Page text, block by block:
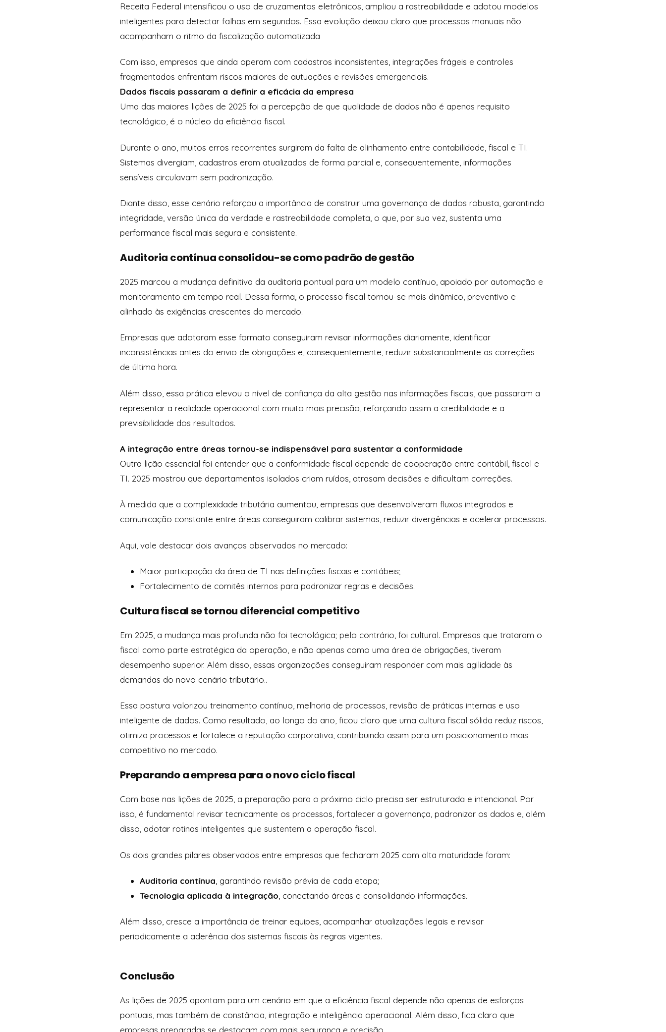
Receita Federal intensificou o uso de cruzamentos eletrônicos, ampliou a rastreabilidade e adotou modelos
inteligentes para detectar falhas em segundos. Essa evolução deixou claro que processos manuais não
acompanham o ritmo da fiscalização automatizada
Com isso, empresas que ainda operam com cadastros inconsistentes, integrações frágeis e controles
fragmentados enfrentam riscos maiores de autuações e revisões emergenciais.
Dados fiscais passaram a definir a eficácia da empresa
Uma das maiores lições de 2025 foi a percepção de que qualidade de dados não é apenas requisito
tecnológico, é o núcleo da eficiência fiscal.
Durante o ano, muitos erros recorrentes surgiram da falta de alinhamento entre contabilidade, fiscal e TI.
Sistemas divergiam, cadastros eram atualizados de forma parcial e, consequentemente, informações
sensíveis circulavam sem padronização.
Diante disso, esse cenário reforçou a importância de construir uma governança de dados robusta, garantindo
integridade, versão única da verdade e rastreabilidade completa, o que, por sua vez, sustenta uma
performance fiscal mais segura e consistente.
Auditoria contínua consolidou-se como padrão de gestão
2025 marcou a mudança definitiva da auditoria pontual para um modelo contínuo, apoiado por automação e
monitoramento em tempo real. Dessa forma, o processo fiscal tornou-se mais dinâmico, preventivo e
alinhado às exigências crescentes do mercado.
Empresas que adotaram esse formato conseguiram revisar informações diariamente, identificar
inconsistências antes do envio de obrigações e, consequentemente, reduzir substancialmente as correções
de última hora.
Além disso, essa prática elevou o nível de confiança da alta gestão nas informações fiscais, que passaram a
representar a realidade operacional com muito mais precisão, reforçando assim a credibilidade e a
previsibilidade dos resultados.
A integração entre áreas tornou-se indispensável para sustentar a conformidade
Outra lição essencial foi entender que a conformidade fiscal depende de cooperação entre contábil, fiscal e
TI. 2025 mostrou que departamentos isolados criam ruídos, atrasam decisões e dificultam correções.
À medida que a complexidade tributária aumentou, empresas que desenvolveram fluxos integrados e
comunicação constante entre áreas conseguiram calibrar sistemas, reduzir divergências e acelerar processos.
Aqui, vale destacar dois avanços observados no mercado:
Maior participação da área de TI nas definições fiscais e contábeis;
Fortalecimento de comitês internos para padronizar regras e decisões.
Cultura fiscal se tornou diferencial competitivo
Em 2025, a mudança mais profunda não foi tecnológica; pelo contrário, foi cultural. Empresas que trataram o
fiscal como parte estratégica da operação, e não apenas como uma área de obrigações, tiveram
desempenho superior. Além disso, essas organizações conseguiram responder com mais agilidade às
demandas do novo cenário tributário..
Essa postura valorizou treinamento contínuo, melhoria de processos, revisão de práticas internas e uso
inteligente de dados. Como resultado, ao longo do ano, ficou claro que uma cultura fiscal sólida reduz riscos,
otimiza processos e fortalece a reputação corporativa, contribuindo assim para um posicionamento mais
competitivo no mercado.
Preparando a empresa para o novo ciclo fiscal
Com base nas lições de 2025, a preparação para o próximo ciclo precisa ser estruturada e intencional. Por
isso, é fundamental revisar tecnicamente os processos, fortalecer a governança, padronizar os dados e, além
disso, adotar rotinas inteligentes que sustentem a operação fiscal.
Os dois grandes pilares observados entre empresas que fecharam 2025 com alta maturidade foram:
Auditoria contínua , garantindo revisão prévia de cada etapa;
Tecnologia aplicada à integração , conectando áreas e consolidando informações.
Além disso, cresce a importância de treinar equipes, acompanhar atualizações legais e revisar
periodicamente a aderência dos sistemas fiscais às regras vigentes.
Conclusão
As lições de 2025 apontam para um cenário em que a eficiência fiscal depende não apenas de esforços
pontuais, mas também de constância, integração e inteligência operacional. Além disso, fica claro que
empresas preparadas se destacam com mais segurança e precisão.